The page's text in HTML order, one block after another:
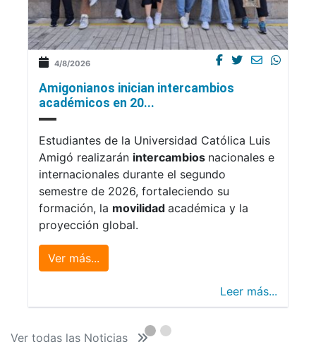
4/8/2026
Amigonianos inician intercambios
académicos en 20...
Estudiantes de la Universidad Católica Luis
Amigó realizarán intercambios nacionales e
internacionales durante el segundo
semestre de 2026, fortaleciendo su
formación, la movilidad académica y la
proyección global.
Ver más...
Leer más...
Ver todas las Noticias